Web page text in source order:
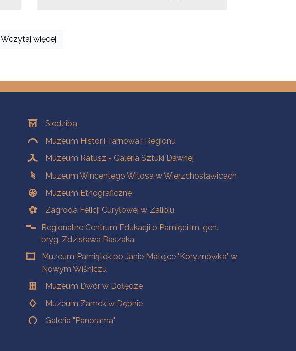
Wczytaj więcej
OddziałySiedziba
Muzeum Historii Tarnowa i Regionu
Muzeum Ratusz - Galeria Sztuki Dawnej
Muzeum Wincentego Witosa w Wierzchosławicach
Muzeum Etnograficzne
Zagroda Felicji Curyłowej w Zalipiu
Regionalne Centrum Edukacji o Pamięci im. gen.
bryg. Zdzisława Baszaka
Muzeum Pamiątek po Janie Matejce "Koryznówka" w
Nowym Wiśniczu
Muzeum Dwór w Dołędze
Muzeum Zamek w Dębnie
Galeria "Panorama"